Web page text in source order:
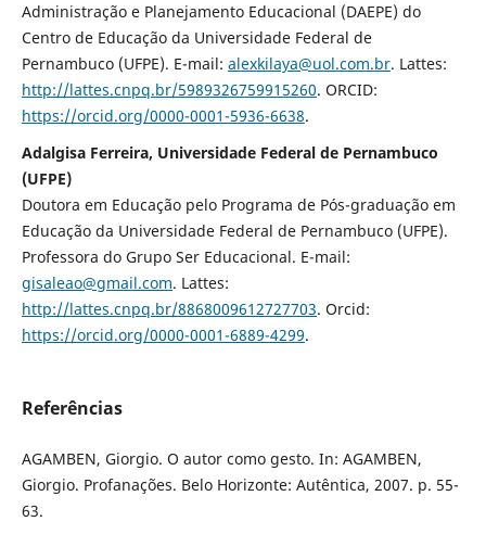
Administração e Planejamento Educacional (DAEPE) do
Centro de Educação da Universidade Federal de
Pernambuco (UFPE). E-mail: alexkilaya@uol.com.br. Lattes:
http://lattes.cnpq.br/5989326759915260. ORCID:
https://orcid.org/0000-0001-5936-6638.
Adalgisa Ferreira, Universidade Federal de Pernambuco
(UFPE)
Doutora em Educação pelo Programa de Pós-graduação em
Educação da Universidade Federal de Pernambuco (UFPE).
Professora do Grupo Ser Educacional. E-mail:
gisaleao@gmail.com. Lattes:
http://lattes.cnpq.br/8868009612727703. Orcid:
https://orcid.org/0000-0001-6889-4299.
Referências
AGAMBEN, Giorgio. O autor como gesto. In: AGAMBEN,
Giorgio. Profanações. Belo Horizonte: Autêntica, 2007. p. 55-
63.